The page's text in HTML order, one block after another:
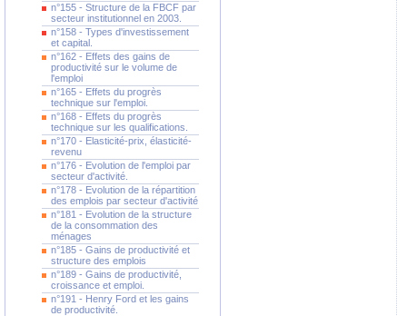
n°155 - Structure de la FBCF par
secteur institutionnel en 2003.
n°158 - Types d'investissement
et capital.
n°162 - Effets des gains de
productivité sur le volume de
l'emploi
n°165 - Effets du progrès
technique sur l'emploi.
n°168 - Effets du progrès
technique sur les qualifications.
n°170 - Elasticité-prix, élasticité-
revenu
n°176 - Evolution de l'emploi par
secteur d'activité.
n°178 - Evolution de la répartition
des emplois par secteur d'activité
n°181 - Evolution de la structure
de la consommation des
ménages
n°185 - Gains de productivité et
structure des emplois
n°189 - Gains de productivité,
croissance et emploi.
n°191 - Henry Ford et les gains
de productivité.